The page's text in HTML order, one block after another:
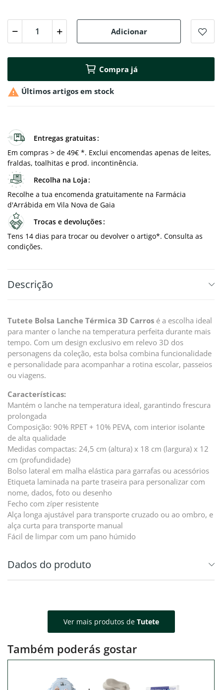
Adicionar
Compra já
 Últimos artigos em stock
Entregas gratuitas
Em compras > de 49€ *. Exclui encomendas apenas de leites,
fraldas, toalhitas e prod. incontinência.
Recolha na Loja
Recolhe a tua encomenda gratuitamente na Farmácia
d'Arrábida em Vila Nova de Gaia
Trocas e devoluções
Tens 14 dias para trocar ou devolver o artigo*. Consulta as
condições.
Descrição
Tutete Bolsa Lanche Térmica 3D Carros é a escolha ideal
para manter o lanche na temperatura perfeita durante mais
tempo. Com um design exclusivo em relevo 3D dos
personagens da coleção, esta bolsa combina funcionalidade
e personalidade para acompanhar a rotina escolar, passeios
ou viagens.
Características:
Mantém o lanche na temperatura ideal, garantindo frescura
prolongada
Composição: 90% RPET + 10% PEVA, com interior isolante
de alta qualidade
Medidas compactas: 24,5 cm (altura) x 18 cm (largura) x 12
cm (profundidade)
Bolso lateral em malha elástica para garrafas ou acessórios
Etiqueta laminada na parte traseira para personalizar com
nome, dados, foto ou desenho
Fecho com zíper resistente
Alça longa ajustável para transporte cruzado ou ao ombro, e
alça curta para transporte manual
Fácil de limpar com um pano húmido
Dados do produto
Ver mais produtos de Tutete
Também poderás gostar